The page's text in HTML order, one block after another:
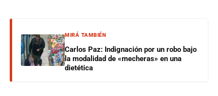
MIRÁ TAMBIÉN
Carlos Paz: Indignación por un robo bajo
la modalidad de «mecheras» en una
dietética